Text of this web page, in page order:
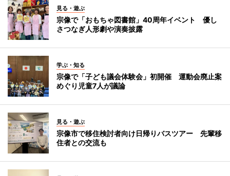
見る・遊ぶ
宗像で「おもちゃ図書館」40周年イベント 優し
さつなぎ人形劇や演奏披露
学ぶ・知る
宗像で「子ども議会体験会」初開催 運動会廃止案
めぐり児童7人が議論
見る・遊ぶ
宗像市で移住検討者向け日帰りバスツアー 先輩移
住者との交流も